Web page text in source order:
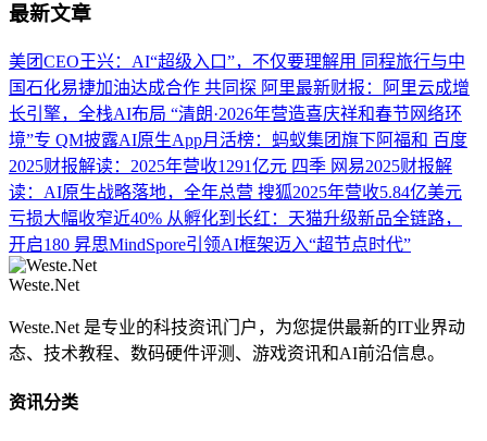
最新文章
美团CEO王兴：AI“超级入口”，不仅要理解用 同程旅行与中
国石化易捷加油达成合作 共同探 阿里最新财报：阿里云成增
长引擎，全栈AI布局 “清朗·2026年营造喜庆祥和春节网络环
境”专 QM披露AI原生App月活榜：蚂蚁集团旗下阿福和 百度
2025财报解读：2025年营收1291亿元 四季 网易2025财报解
读：AI原生战略落地，全年总营 搜狐2025年营收5.84亿美元
亏损大幅收窄近40% 从孵化到长红：天猫升级新品全链路，
开启180 昇思MindSpore引领AI框架迈入“超节点时代”
Weste.Net
Weste.Net 是专业的科技资讯门户，为您提供最新的IT业界动
态、技术教程、数码硬件评测、游戏资讯和AI前沿信息。
资讯分类